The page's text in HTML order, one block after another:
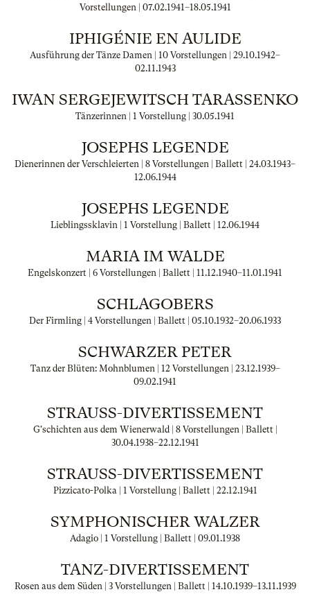
Vorstellungen | 07.02.1941–18.05.1941
IPHIGÉNIE EN AULIDE
Ausführung der Tänze Damen | 10 Vorstellungen | 29.10.1942–
02.11.1943
IWAN SERGEJEWITSCH TARASSENKO
Tänzerinnen | 1 Vorstellung | 30.05.1941
JOSEPHS LEGENDE
Dienerinnen der Verschleierten | 8 Vorstellungen | Ballett | 24.03.1943–
12.06.1944
JOSEPHS LEGENDE
Lieblingssklavin | 1 Vorstellung | Ballett | 12.06.1944
MARIA IM WALDE
Engelskonzert | 6 Vorstellungen | Ballett | 11.12.1940–11.01.1941
SCHLAGOBERS
Der Firmling | 4 Vorstellungen | Ballett | 05.10.1932–20.06.1933
SCHWARZER PETER
Tanz der Blüten: Mohnblumen | 12 Vorstellungen | 23.12.1939–
09.02.1941
STRAUSS-DIVERTISSEMENT
G'schichten aus dem Wienerwald | 8 Vorstellungen | Ballett |
30.04.1938–22.12.1941
STRAUSS-DIVERTISSEMENT
Pizzicato-Polka | 1 Vorstellung | Ballett | 22.12.1941
SYMPHONISCHER WALZER
Adagio | 1 Vorstellung | Ballett | 09.01.1938
TANZ-DIVERTISSEMENT
Rosen aus dem Süden | 3 Vorstellungen | Ballett | 14.10.1939–13.11.1939